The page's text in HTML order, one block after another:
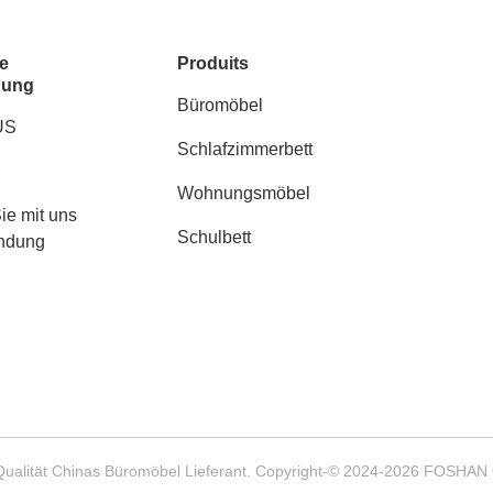
mit uns
Produits
Büromöbel
Schlafzimmerbett
Wohnungsmöbel
Schulbett
Chinas Büromöbel Lieferant. Copyright-© 2024-2026